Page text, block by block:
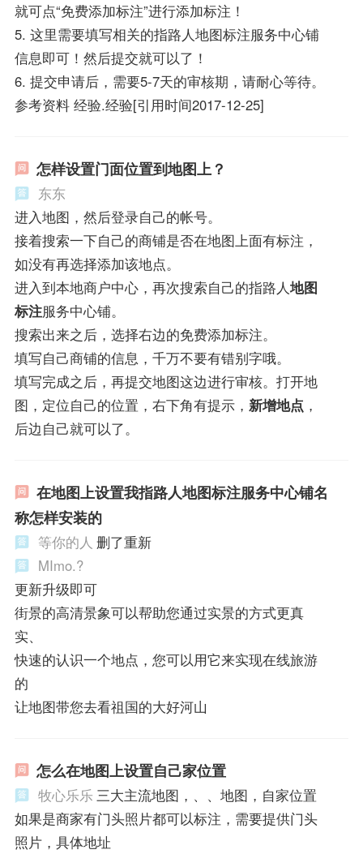
就可点“免费添加标注”进行添加标注！
5. 这里需要填写相关的指路人地图标注服务中心铺
信息即可！然后提交就可以了！
6. 提交申请后，需要5-7天的审核期，请耐心等待。
参考资料 经验.经验[引用时间2017-12-25]
怎样设置门面位置到地图上？
东东
进入地图，然后登录自己的帐号。
接着搜索一下自己的商铺是否在地图上面有标注，
如没有再选择添加该地点。
进入到本地商户中心，再次搜索自己的指路人地图
标注服务中心铺。
搜索出来之后，选择右边的免费添加标注。
填写自己商铺的信息，千万不要有错别字哦。
填写完成之后，再提交地图这边进行审核。打开地
图，定位自己的位置，右下角有提示， 新增地点 ，
后边自己就可以了。
在地图上设置我指路人地图标注服务中心铺名
称怎样安装的
等你的人 删了重新
MImo.?
更新升级即可
街景的高清景象可以帮助您通过实景的方式更真
实、
快速的认识一个地点，您可以用它来实现在线旅游
的
让地图带您去看祖国的大好河山
怎么在地图上设置自己家位置
牧心乐乐 三大主流地图，、、地图，自家位置
如果是商家有门头照片都可以标注，需要提供门头
照片，具体地址